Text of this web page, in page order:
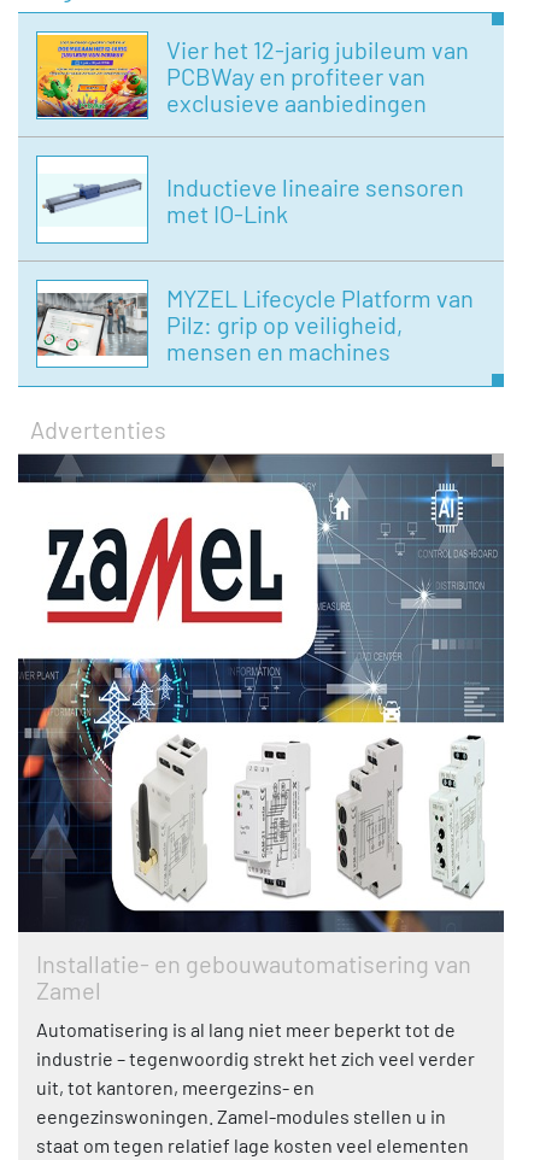
Vier het 12-jarig jubileum van
PCBWay en profiteer van
exclusieve aanbiedingen
Inductieve lineaire sensoren
met IO-Link
MYZEL Lifecycle Platform van
Pilz: grip op veiligheid,
mensen en machines
Advertenties
Installatie- en gebouwautomatisering van
Zamel
Automatisering is al lang niet meer beperkt tot de
industrie – tegenwoordig strekt het zich veel verder
uit, tot kantoren, meergezins- en
eengezinswoningen. Zamel-modules stellen u in
staat om tegen relatief lage kosten veel elementen